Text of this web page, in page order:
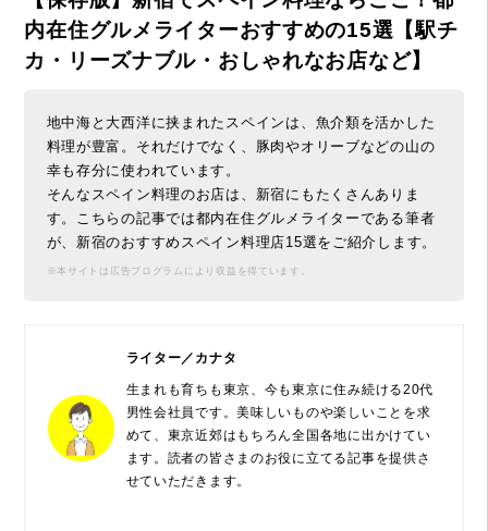
内在住グルメライターおすすめの15選【駅チ
カ・リーズナブル・おしゃれなお店など】
地中海と大西洋に挟まれたスペインは、魚介類を活かした
料理が豊富。それだけでなく、豚肉やオリーブなどの山の
幸も存分に使われています。
そんなスペイン料理のお店は、新宿にもたくさんありま
す。こちらの記事では都内在住グルメライターである筆者
が、新宿のおすすめスペイン料理店15選をご紹介します。
※本サイトは広告プログラムにより収益を得ています。
ライター／カナタ
生まれも育ちも東京、今も東京に住み続ける20代
男性会社員です。美味しいものや楽しいことを求
めて、東京近郊はもちろん全国各地に出かけてい
ます。読者の皆さまのお役に立てる記事を提供さ
せていただきます。